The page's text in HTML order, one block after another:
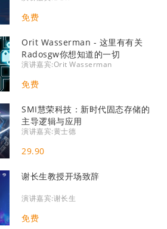
免费
Orit Wasserman - 这里有有关
Radosgw你想知道的一切
演讲嘉宾:Orit Wasserman
免费
SMI慧荣科技：新时代固态存储的
主导逻辑与应用
演讲嘉宾:黄士德
29.90
谢长生教授开场致辞
演讲嘉宾:谢长生
免费